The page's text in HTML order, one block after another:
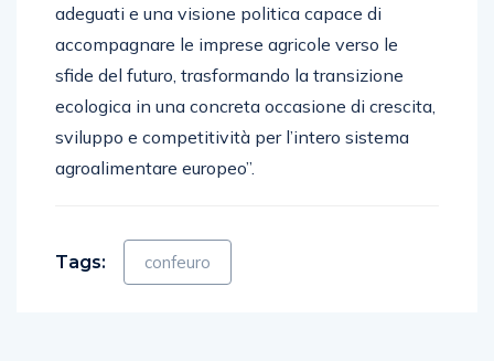
adeguati e una visione politica capace di
accompagnare le imprese agricole verso le
sfide del futuro, trasformando la transizione
ecologica in una concreta occasione di crescita,
sviluppo e competitività per l’intero sistema
agroalimentare europeo”.
Tags: confeuro